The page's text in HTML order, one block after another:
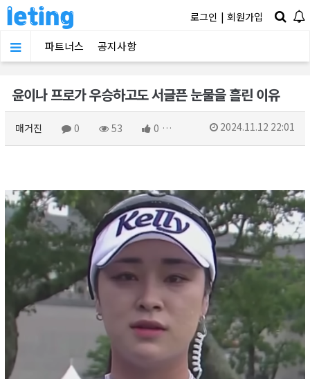
로그인 | 회원가입
파트너스 공지사항
윤이나 프로가 우승하고도 서글픈 눈물을 흘린 이유
매거진 0 53 0 2024.11.12 22:01